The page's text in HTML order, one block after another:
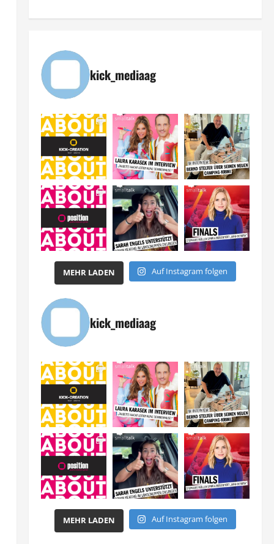
kick_mediaag
MEHR LADEN Auf Instagram folgen
kick_mediaag
MEHR LADEN Auf Instagram folgen